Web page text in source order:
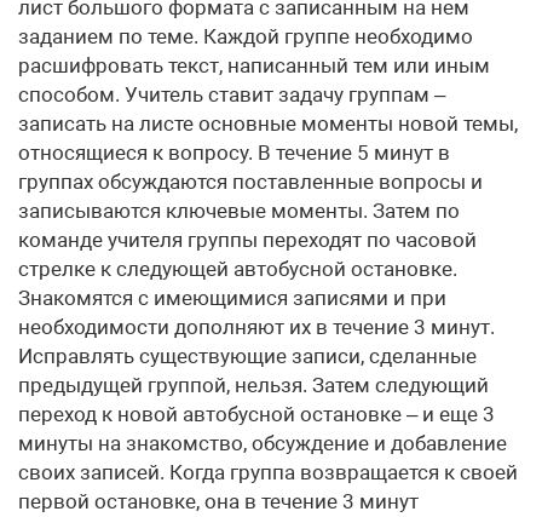
лист большого формата с записанным на нем
заданием по теме. Каждой группе необходимо
расшифровать текст, написанный тем или иным
способом. Учитель ставит задачу группам –
записать на листе основные моменты новой темы,
относящиеся к вопросу. В течение 5 минут в
группах обсуждаются поставленные вопросы и
записываются ключевые моменты. Затем по
команде учителя группы переходят по часовой
стрелке к следующей автобусной остановке.
Знакомятся с имеющимися записями и при
необходимости дополняют их в течение 3 минут.
Исправлять существующие записи, сделанные
предыдущей группой, нельзя. Затем следующий
переход к новой автобусной остановке – и еще 3
минуты на знакомство, обсуждение и добавление
своих записей. Когда группа возвращается к своей
первой остановке, она в течение 3 минут